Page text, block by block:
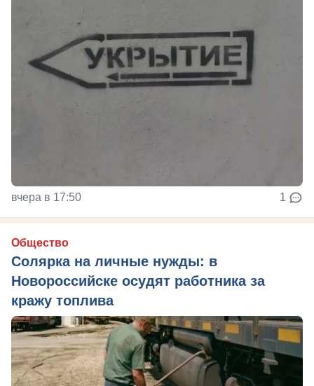
вчера в 17:50 1
Общество
Солярка на личные нужды: в
Новороссийске осудят работника за
кражу топлива